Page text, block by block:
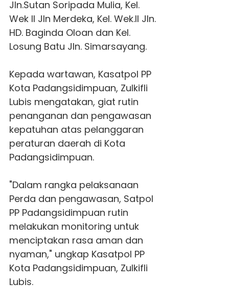
Jln.Sutan Soripada Mulia, Kel.
Wek II Jln Merdeka, Kel. Wek.II Jln.
HD. Baginda Oloan dan Kel.
Losung Batu Jln. Simarsayang.
Kepada wartawan, Kasatpol PP
Kota Padangsidimpuan, Zulkifli
Lubis mengatakan, giat rutin
penanganan dan pengawasan
kepatuhan atas pelanggaran
peraturan daerah di Kota
Padangsidimpuan.
"Dalam rangka pelaksanaan
Perda dan pengawasan, Satpol
PP Padangsidimpuan rutin
melakukan monitoring untuk
menciptakan rasa aman dan
nyaman," ungkap Kasatpol PP
Kota Padangsidimpuan, Zulkifli
Lubis.